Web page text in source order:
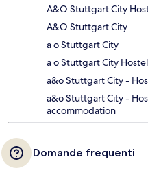
A&O Stuttgart City
A&O Stuttgart City
a o Stuttgart City
a o Stuttgart City Hostel
a&o Stuttgart City -
a&o Stuttgart City -
accommodation
Domande frequenti